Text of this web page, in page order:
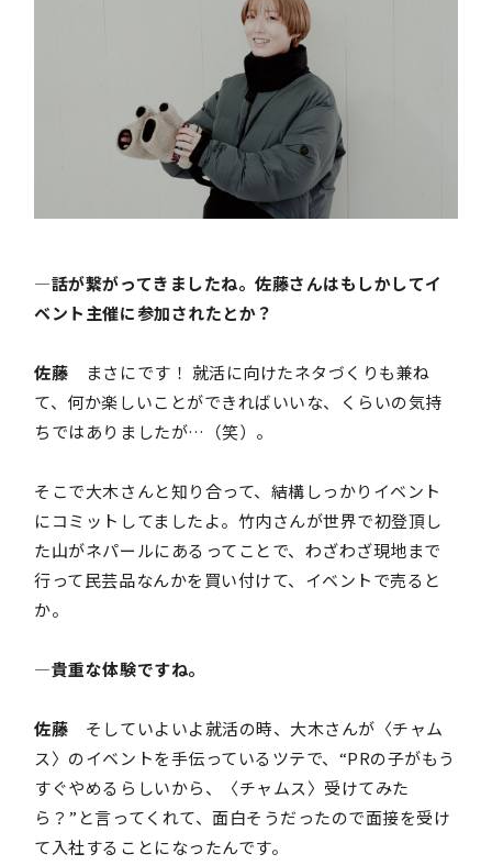
―話が繋がってきましたね。佐藤さんはもしかしてイ
ベント主催に参加されたとか？
佐藤
まさにです！ 就活に向けたネタづくりも兼ね
て、何か楽しいことができればいいな、くらいの気持
ちではありましたが…（笑）。
そこで大木さんと知り合って、結構しっかりイベント
にコミットしてましたよ。竹内さんが世界で初登頂し
た山がネパールにあるってことで、わざわざ現地まで
行って民芸品なんかを買い付けて、イベントで売ると
か。
―貴重な体験ですね。
佐藤 そしていよいよ就活の時、大木さんが〈チャム
ス〉のイベントを手伝っているツテで、“PRの子がもう
すぐやめるらしいから、〈チャムス〉受けてみた
ら？”と言ってくれて、面白そうだったので面接を受け
て入社することになったんです。